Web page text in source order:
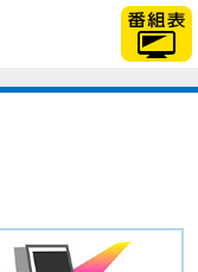
「TBSテレビ」トップ